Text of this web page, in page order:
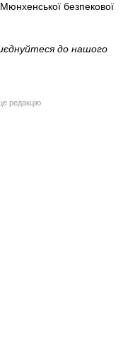
безпекової
до нашого
редакцію